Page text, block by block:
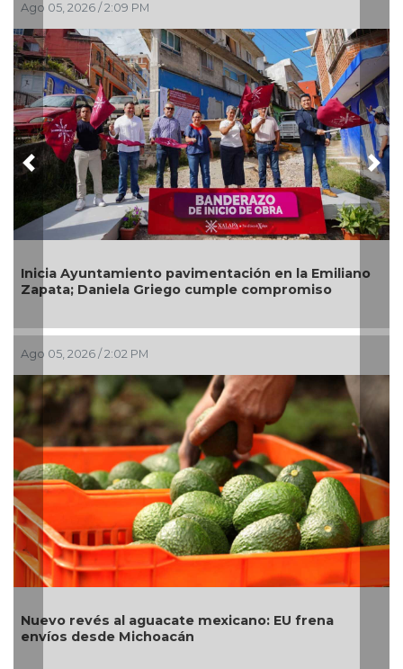
05, 2026 / 2:09 PM
Ayuntamiento pavimentación en la Emiliano
Daniela Griego cumple compromiso
05, 2026 / 2:02 PM
revés al aguacate mexicano: EU frena
desde Michoacán
Las
Previous